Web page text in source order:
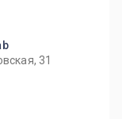
31